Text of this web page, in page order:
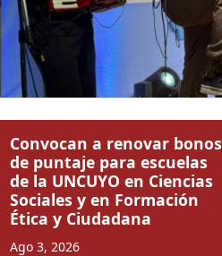
Convocan a renovar bonos
de puntaje para escuelas
de la UNCUYO en Ciencias
Sociales y en Formación
Ética y Ciudadana
Ago 3, 2026